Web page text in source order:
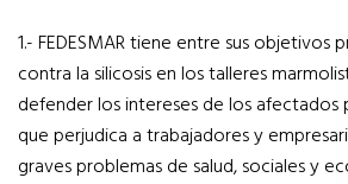
1.- FEDESMAR tiene entre sus objetivos
contra la silicosis en los talleres
defender los intereses de los afectados
que perjudica a trabajadores y
graves problemas de salud, sociales y